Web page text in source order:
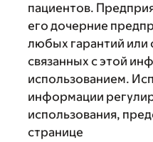
пациентов.
его дочерние
любых гарантий или
связанных с этой
использованием.
информации
использования,
странице